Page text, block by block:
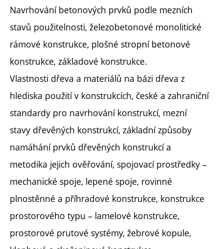
Navrhování betonových prvků podle mezních
stavů použitelnosti, železobetonové monolitické
rámové konstrukce, plošné stropní betonové
konstrukce, základové konstrukce.
Vlastnosti dřeva a materiálů na bázi dřeva z
hlediska použití v konstrukcích, české a zahraniční
standardy pro navrhování konstrukcí, mezní
stavy dřevěných konstrukcí, základní způsoby
namáhání prvků dřevěných konstrukcí a
metodika jejich ověřování, spojovací prostředky –
mechanické spoje, lepené spoje, rovinné
plnostěnné a příhradové konstrukce, konstrukce
prostorového typu – lamelové konstrukce,
prostorové prutové systémy, žebrové kopule,